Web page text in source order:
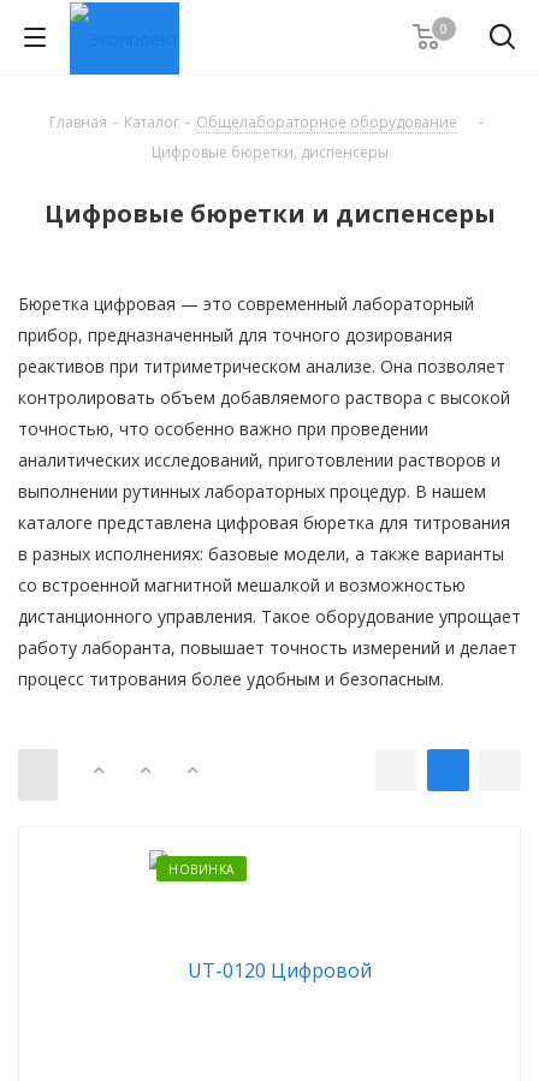
0
Главная - Каталог - Общелабораторное оборудование
-
Цифровые бюретки, диспенсеры
Цифровые бюретки и диспенсеры
Бюретка цифровая — это современный лабораторный
прибор, предназначенный для точного дозирования
реактивов при титриметрическом анализе. Она позволяет
контролировать объем добавляемого раствора с высокой
точностью, что особенно важно при проведении
аналитических исследований, приготовлении растворов и
выполнении рутинных лабораторных процедур. В нашем
каталоге представлена цифровая бюретка для титрования
в разных исполнениях: базовые модели, а также варианты
со встроенной магнитной мешалкой и возможностью
дистанционного управления. Такое оборудование упрощает
работу лаборанта, повышает точность измерений и делает
процесс титрования более удобным и безопасным.
НОВИНКА